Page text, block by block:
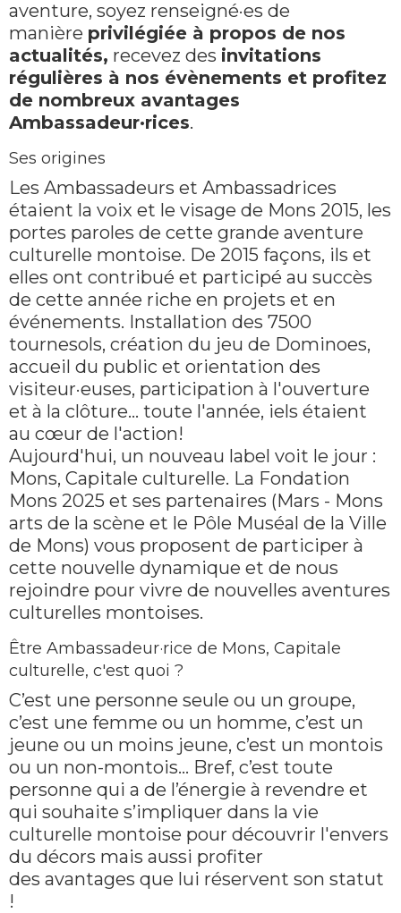
aventure, soyez renseigné·es de
manière privilégiée à propos de nos
actualités, recevez des invitations
régulières à nos évènements et profitez
de nombreux avantages
Ambassadeur·rices.
Ses origines
Les Ambassadeurs et Ambassadrices
étaient la voix et le visage de Mons 2015, les
portes paroles de cette grande aventure
culturelle montoise. De 2015 façons, ils et
elles ont contribué et participé au succès
de cette année riche en projets et en
événements. Installation des 7500
tournesols, création du jeu de Dominoes,
accueil du public et orientation des
visiteur·euses, participation à l'ouverture
et à la clôture... toute l'année, iels étaient
au cœur de l'action!
Aujourd'hui, un nouveau label voit le jour :
Mons, Capitale culturelle. La Fondation
Mons 2025 et ses partenaires (Mars - Mons
arts de la scène et le Pôle Muséal de la Ville
de Mons) vous proposent de participer à
cette nouvelle dynamique et de nous
rejoindre pour vivre de nouvelles aventures
culturelles montoises.
Être Ambassadeur·rice de Mons, Capitale
culturelle, c'est quoi ?
C’est une personne seule ou un groupe,
c’est une femme ou un homme, c’est un
jeune ou un moins jeune, c’est un montois
ou un non-montois… Bref, c’est toute
personne qui a de l’énergie à revendre et
qui souhaite s’impliquer dans la vie
culturelle montoise pour découvrir l'envers
du décors mais aussi profiter
des avantages que lui réservent son statut
!